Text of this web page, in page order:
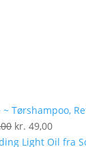
~ Tørshampoo,
Den
oprindelige
kr. 49,00Den